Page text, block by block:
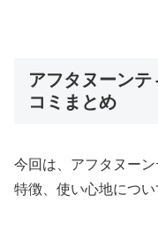
アフタヌーンテ
コミまとめ
今回は、アフタヌー
特徴、使い心地につい